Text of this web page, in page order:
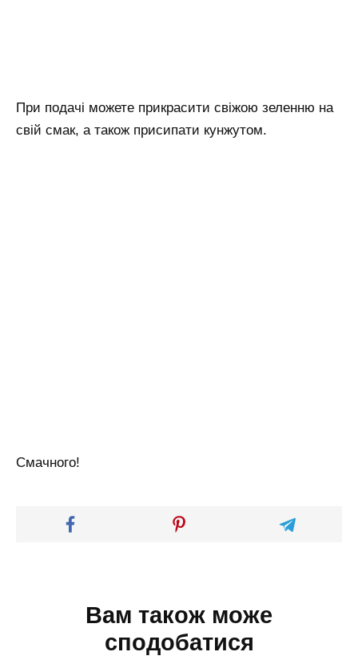
При подачі можете прикрасити свіжою зеленню на
свій смак, а також присипати кунжутом.
Смачного!
Вам також може
сподобатися